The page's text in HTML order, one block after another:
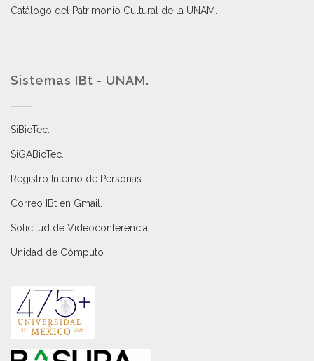
Catálogo del Patrimonio Cultural de la UNAM.
Sistemas IBt - UNAM.
SiBioTec
SiGABioTec.
Registro Interno de Personas
Correo IBt en Gmail
Solicitud de Videoconferencia.
Unidad de Cómputo